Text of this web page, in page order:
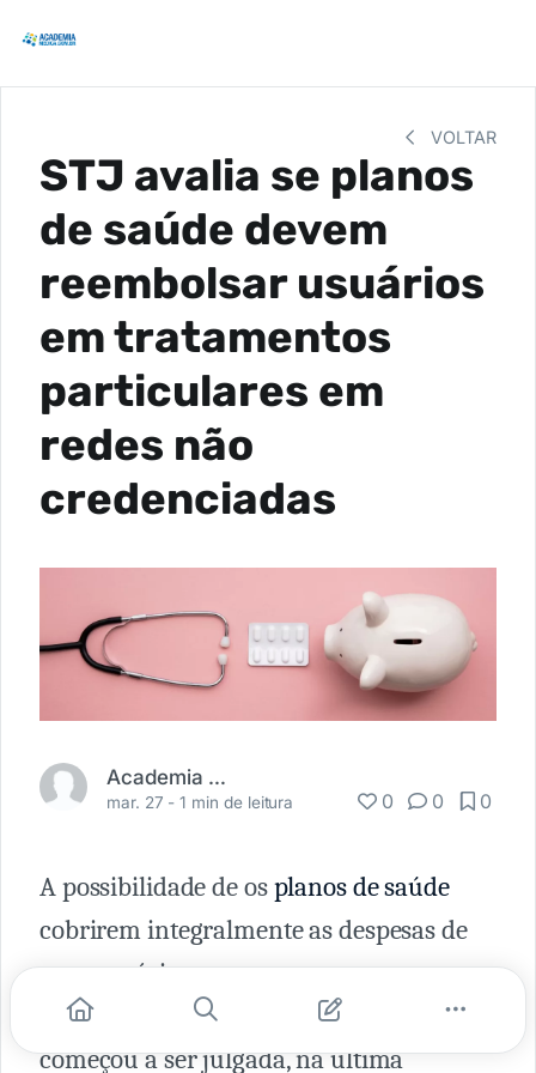
VOLTAR
STJ avalia se planos
de saúde devem
reembolsar usuários
em tratamentos
particulares em
redes não
credenciadas
Academia Médica
mar. 27 -1 min de leitura 0 0 0
A possibilidade de osplanos de saúde
cobrirem integralmente as despesas de
seus usuários com tratamentos
particulares em redes não credenciadas
começou a ser julgada, na última